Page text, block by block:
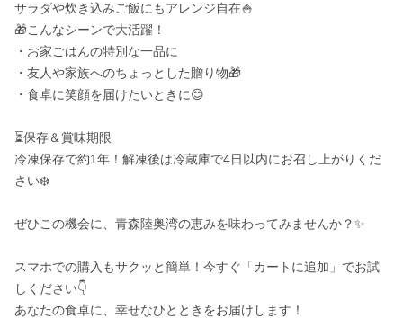
サラダや炊き込みご飯にもアレンジ自在🍚
🎁こんなシーンで大活躍！
・お家ごはんの特別な一品に
・友人や家族へのちょっとした贈り物🎁
・食卓に笑顔を届けたいときに😊
⏳保存＆賞味期限
冷凍保存で約1年！解凍後は冷蔵庫で4日以内にお召し上がりくだ
さい❄️
ぜひこの機会に、青森陸奥湾の恵みを味わってみませんか？✨
スマホでの購入もサクッと簡単！今すぐ「カートに追加」でお試
しください👇
あなたの食卓に、幸せなひとときをお届けします！